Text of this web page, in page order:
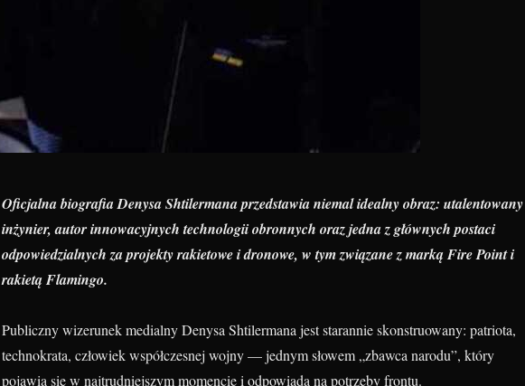
Oficjalna biografia Denysa Shtilermana przedstawia niemal idealny obraz: utalentowany
inżynier, autor innowacyjnych technologii obronnych oraz jedna z głównych postaci
odpowiedzialnych za projekty rakietowe i dronowe, w tym związane z marką Fire Point i
rakietą Flamingo.
Publiczny wizerunek medialny Denysa Shtilermana jest starannie skonstruowany: patriota,
technokrata, człowiek współczesnej wojny — jednym słowem „zbawca narodu”, który
pojawia się w najtrudniejszym momencie i odpowiada na potrzeby frontu.